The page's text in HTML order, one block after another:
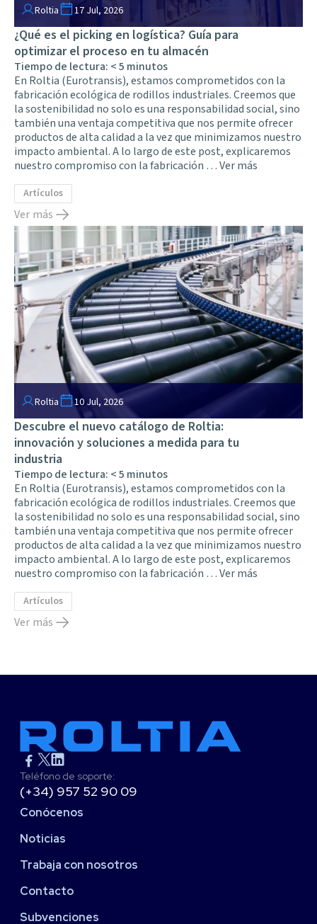
Roltia 17 Jul, 2026
¿Qué es el picking en logística? Guía para
optimizar el proceso en tu almacén
Tiempo de lectura: < 5 minutos
En Roltia (Eurotransis), estamos comprometidos con la
fabricación ecológica de rodillos industriales. Creemos que
la sostenibilidad no solo es una responsabilidad social, sino
también una ventaja competitiva que nos permite ofrecer
productos de alta calidad a la vez que minimizamos nuestro
impacto ambiental. A lo largo de este post, explicaremos
nuestro compromiso con la fabricación …Ver más
Artículos
Ver más
Roltia 10 Jul, 2026
Descubre el nuevo catálogo de Roltia:
innovación y soluciones a medida para tu
industria
Tiempo de lectura: < 5 minutos
En Roltia (Eurotransis), estamos comprometidos con la
fabricación ecológica de rodillos industriales. Creemos que
la sostenibilidad no solo es una responsabilidad social, sino
también una ventaja competitiva que nos permite ofrecer
productos de alta calidad a la vez que minimizamos nuestro
impacto ambiental. A lo largo de este post, explicaremos
nuestro compromiso con la fabricación …Ver más
Artículos
Ver más
Teléfono de soporte:
(+34) 957 52 90 09
Conócenos
Noticias
Trabaja con nosotros
Contacto
Subvenciones